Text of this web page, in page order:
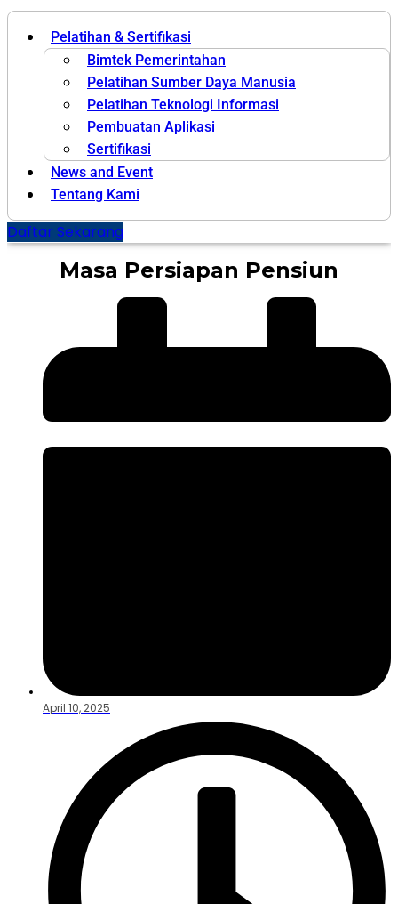
Pelatihan & Sertifikasi
Bimtek Pemerintahan
Pelatihan Sumber Daya Manusia
Pelatihan Teknologi Informasi
Pembuatan Aplikasi
Sertifikasi
News and Event
Tentang Kami
Daftar Sekarang
Masa Persiapan Pensiun
April 10, 2025